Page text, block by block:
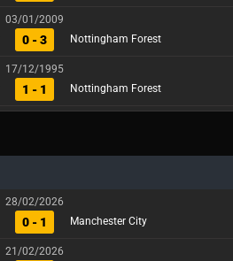
03/01/2009
0 - 3 Nottingham Forest
17/12/1995
1 - 1 Nottingham Forest
28/02/2026
0 - 1 Manchester City
21/02/2026